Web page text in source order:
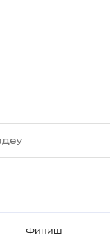
Финиш